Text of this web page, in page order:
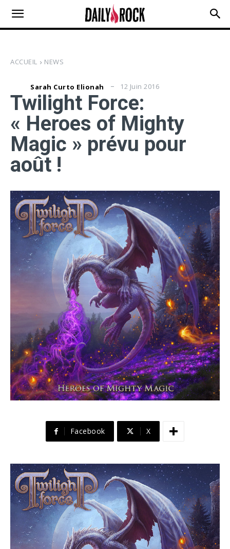
ACCUEIL NEWS
Sarah Curto Elionah 12 Juin 2016
Twilight Force:
« Heroes of Mighty
Magic » prévu pour
août !
Facebook X